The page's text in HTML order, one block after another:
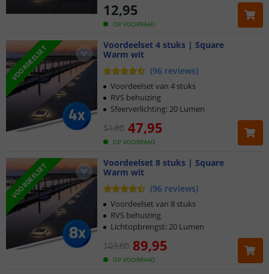
OP VOORRAAD
12,95
VOORDEELSET
Voordeelset 4 stuks | Square
Warm wit
(96 reviews)
OP VOORRAAD
51,80 47,95
Voordeelset van 4 stuks
RVS behuizing
Sfeerverlichting: 20 Lumen
VOORDEELSET
Voordeelset 8 stuks | Square
Warm wit
(96 reviews)
OP VOORRAAD
103,60 89,95
Voordeelset van 8 stuks
RVS behuizing
Lichtopbrengst: 20 Lumen